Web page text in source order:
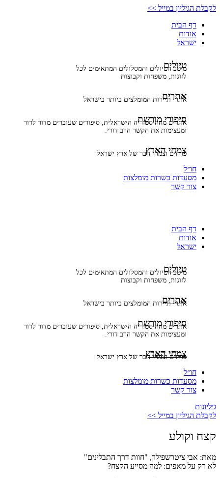
דלג
לקבלת הגיליון במייל >>
דף הבית
אודות
ישראל
טיולים
מיטב הטיולים והמסלולים המתאימים לכל
לזוגות, משפחות וקבוצות
אתרים
אתרי תיירות המומלצים ביותר בישראל
סיפורי מורשת
אתרים מההיסטוריה הישראלית, סיפורים שעוברים מדור לדור
ומעצימות את הקשר הרב דורי.
צמחי הארץ
פרחים וצמחי הבר של ארץ ישראל
חו״ל
מסעדות כשרות מומלצות
צור קשר
דף הבית
אודות
ישראל
טיולים
מיטב הטיולים והמסלולים המתאימים לכל
לזוגות, משפחות וקבוצות
אתרים
אתרי תיירות המומלצים ביותר בישראל
סיפורי מורשת
אתרים מההיסטוריה הישראלית, סיפורים שעוברים מדור לדור
ומעצימות את הקשר הרב דורי.
צמחי הארץ
פרחים וצמחי הבר של ארץ ישראל
חו״ל
מסעדות כשרות מומלצות
צור קשר
גיליונות
לקבלת הגיליון במייל >>
קצח וקולע
מאת: אבי ציטרשפילר, "חוות דרך התבלינים"
לא רק על מאפים: למה מסייע הקצח?